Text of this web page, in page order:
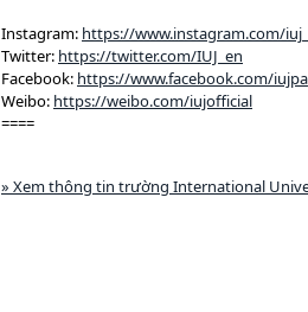
Instagram: https://www.instagram.com/
Twitter: https://twitter.com/IUJ_en
Facebook: https://www.facebook.com/
Weibo: https://weibo.com/iujofficial
====
» Xem thông tin trường International